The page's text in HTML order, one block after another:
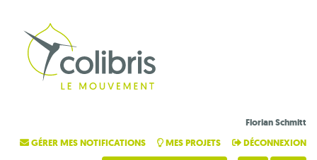
Florian Schmitt
GÉRER MES NOTIFICATIONS
MES PROJETS DÉCONNEXION